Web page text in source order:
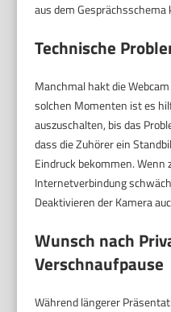
aus dem
Technische
Manchmal hakt die
solchen Momenten ist es
auszuschalten, bis das
dass die Zuhörer ein
Eindruck bekommen. Wenn
Internetverbindung
Deaktivieren der Kamera
Wunsch nach
Verschnaufpause
Während längerer